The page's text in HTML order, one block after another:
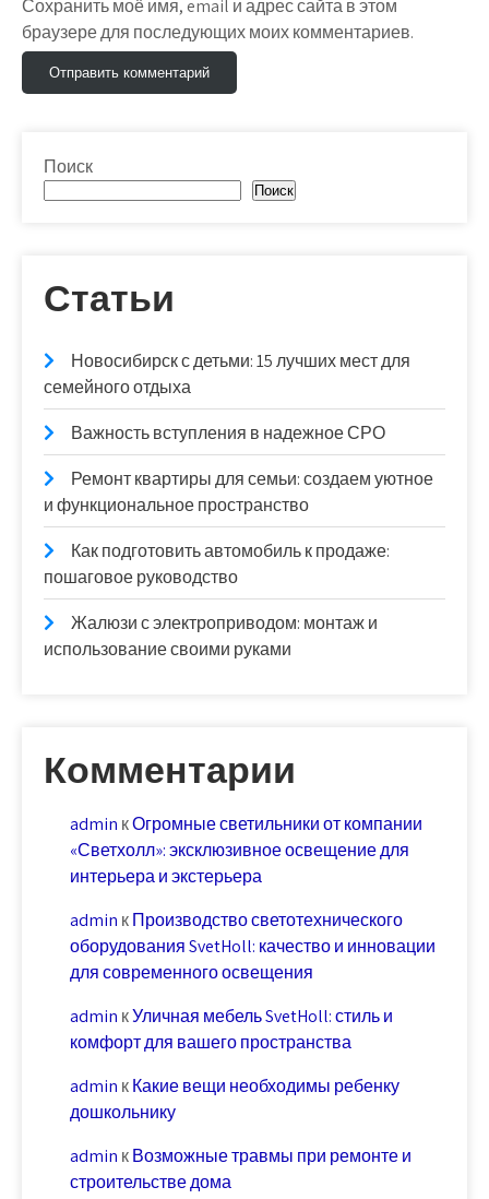
Сохранить моё имя, email и адрес сайта в этом
браузере для последующих моих комментариев.
Поиск
Поиск
Статьи
Новосибирск с детьми: 15 лучших мест для
семейного отдыха
Важность вступления в надежное СРО
Ремонт квартиры для семьи: создаем уютное
и функциональное пространство
Как подготовить автомобиль к продаже:
пошаговое руководство
Жалюзи с электроприводом: монтаж и
использование своими руками
Комментарии
admin кОгромные светильники от компании
«Светхолл»: эксклюзивное освещение для
интерьера и экстерьера
admin кПроизводство светотехнического
оборудования SvetHoll: качество и инновации
для современного освещения
admin кУличная мебель SvetHoll: стиль и
комфорт для вашего пространства
admin кКакие вещи необходимы ребенку
дошкольнику
admin кВозможные травмы при ремонте и
строительстве дома